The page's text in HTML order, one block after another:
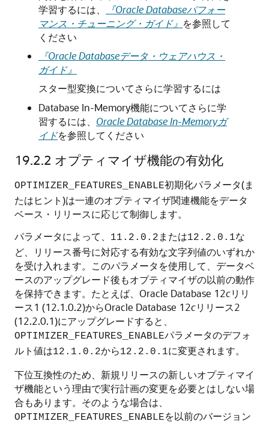
学習するには、
『Oracle Databaseパフォー
マンス・チューニング・ガイド』 を参照して
ください
『Oracle Databaseデータ・ウェアハウス・
ガイド』
スター型変換についてさらに学習するには
Database In-Memory機能についてさらに学
習するには、 Oracle Database In-Memoryガ
イドを参照してください
19.2.2 オプティマイザ機能の有効化
OPTIMIZER_FEATURES_ENABLE初期化パラメータ(ま
たはヒント)は一連のオプティマイザ関連機能をデータ
ベース・リリースに応じて制御します。
パラメータによって、
11.2.0.2 または12.2.0.1な
ど、リリース番号に対応する有効な文字列値のいずれか
を受け入れます。このパラメータを使用して、データベ
ースのアップグレード後もオプティマイザの以前の動作
を保持できます。たとえば、Oracle Database 12cリリ
ース1 (12.1.0.2)からOracle Database 12cリリース2
(12.2.0.1)にアップグレードすると、
OPTIMIZER_FEATURES_ENABLEパラメータのデフォ
ルト値は12.1.0.2から12.2.0.1に変更されます。
下位互換性のため、新規リリースの新しいオプティマイ
ザ機能という理由で実行計画の変更を必要とはしない場
合もあります。そのような場合は、
OPTIMIZER_FEATURES_ENABLEを以前のバージョン